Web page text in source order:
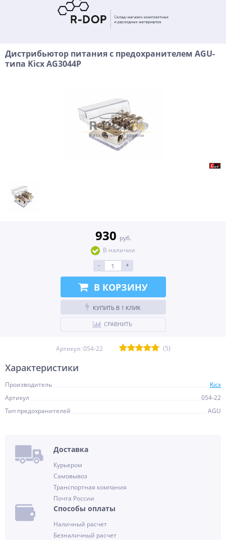
Дистрибьютор питания с предохранителем AGU-
типа Kicx AG3044P
930 руб.
В наличии
-
+
В КОРЗИНУ
КУПИТЬ В 1 КЛИК
СРАВНИТЬ
Артикул: 054-22 (5)
Характеристики
Производитель
Kicx
Артикул
054-22
Тип предохранителей
AGU
Доставка
Курьером
Самовывоз
Транспортная компания
Почта России
Способы оплаты
Наличный расчет
Безналичный расчет